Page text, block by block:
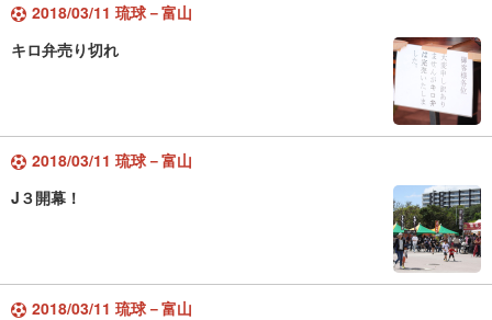
2018/03/11 琉球－富山
キロ弁売り切れ
2018/03/11 琉球－富山
J３開幕！
2018/03/11 琉球－富山